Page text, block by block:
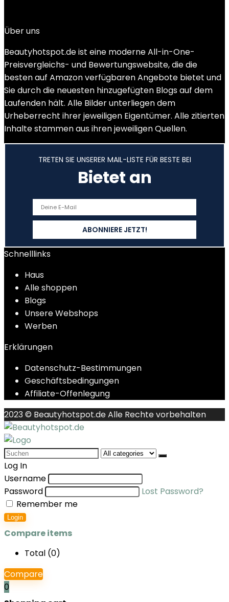
Über uns
Beautyhotspot.de ist eine moderne All-in-One-
Preisvergleichs- und Bewertungswebsite, die die
besten auf Amazon verfügbaren Angebote bietet und
Sie durch die neuesten hinzugefügten Blogs auf dem
Laufenden hält. Alle Bilder unterliegen dem
Urheberrecht ihrer jeweiligen Eigentümer. Alle zitierten
Inhalte stammen aus ihren jeweiligen Quellen.
TRETEN SIE UNSERER MAIL-LISTE FÜR BESTE BEI
Bietet an
Schnelllinks
Haus
Alle shoppen
Blogs
Unsere Webshops
Werben
Erklärungen
Datenschutz-Bestimmungen
Geschäftsbedingungen
Affiliate-Offenlegung
2023 © Beautyhotspot.de Alle Rechte vorbehalten
Search
for:
Log In
Username
Password
Lost Password?
Remember me
Login
Compare items
Total (0)
Compare
0